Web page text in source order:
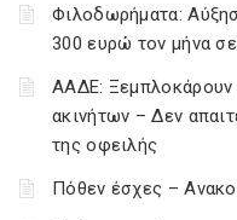
Φιλοδωρήματα:
300 ευρώ τον μήνα
ΑΑΔΕ: Ξεμπλοκάρουν
ακινήτων – Δεν
της οφειλής
Πόθεν έσχες –